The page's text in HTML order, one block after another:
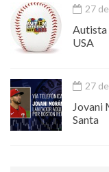
27
Autista
USA
27
Jovani
Santa